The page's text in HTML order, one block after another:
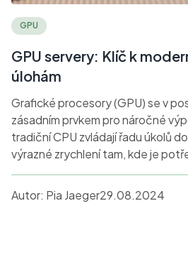
GPU
GPU servery: Klíč k
úlohám
Grafické procesory (GPU) se v
zásadním prvkem pro náročné
tradiční CPU zvládají řadu úkolů
výrazné zrychlení tam, kde je
zpracování dat. To je zvláště
strojového učení, analýzy velkých
grafiky.
Autor: Pia Jaeger29.08.2024